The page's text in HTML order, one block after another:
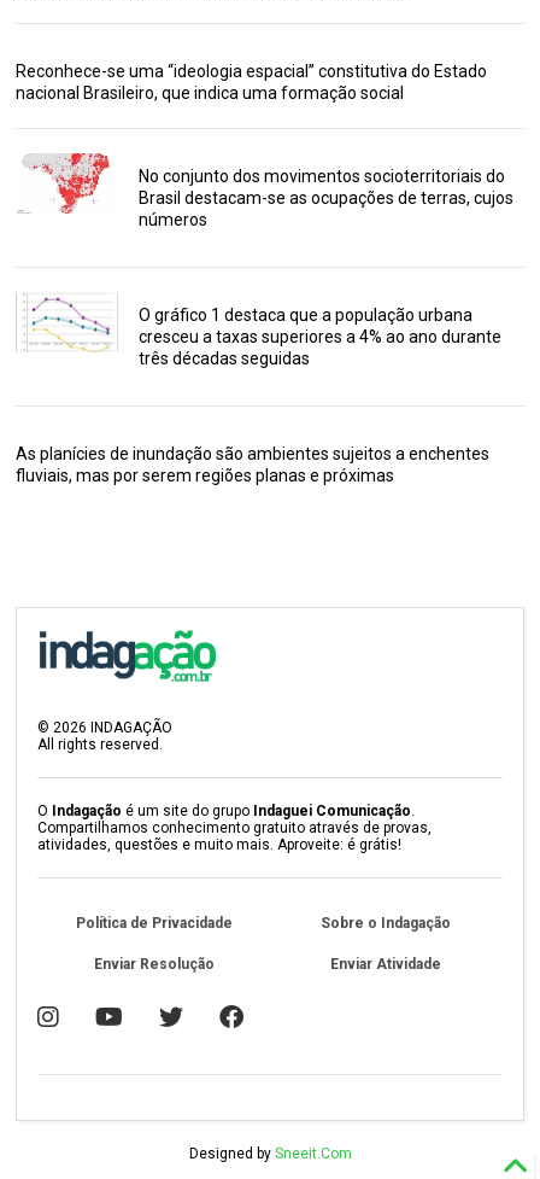
Reconhece-se uma “ideologia espacial” constitutiva do Estado
nacional Brasileiro, que indica uma formação social
No conjunto dos movimentos socioterritoriais do
Brasil destacam-se as ocupações de terras, cujos
números
O gráfico 1 destaca que a população urbana
cresceu a taxas superiores a 4% ao ano durante
três décadas seguidas
As planícies de inundação são ambientes sujeitos a enchentes
fluviais, mas por serem regiões planas e próximas
©2026 INDAGAÇÃO
All rights reserved.
O Indagação é um site do grupo Indaguei Comunicação.
Compartilhamos conhecimento gratuito através de provas,
atividades, questões e muito mais. Aproveite: é grátis!
Política de Privacidade Sobre o Indagação
Enviar Resolução Enviar Atividade
Designed by Sneeit.Com